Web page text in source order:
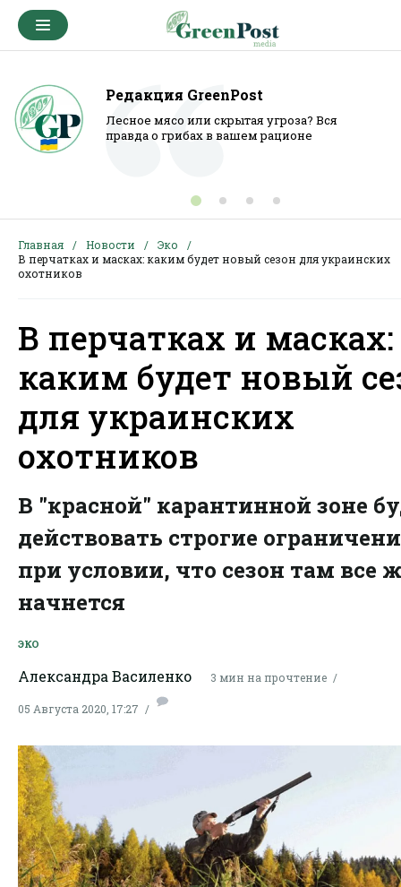
Редакция GreenPost
Лесное мясо или скрытая угроза? Вся
правда о грибах в вашем рационе
Главная Новости
Эко
В перчатках и масках: каким будет новый сезон для украинских
охотников
В перчатках и масках:
каким будет новый
для украинских
охотников
В "красной" карантинной зоне
действовать строгие
при условии, что сезон там все
начнется
ЭКО
Александра Василенко 3 мин на прочтение
05 Августа 2020, 17:27